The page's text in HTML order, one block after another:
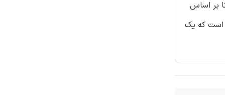
بر اساس
است که یک